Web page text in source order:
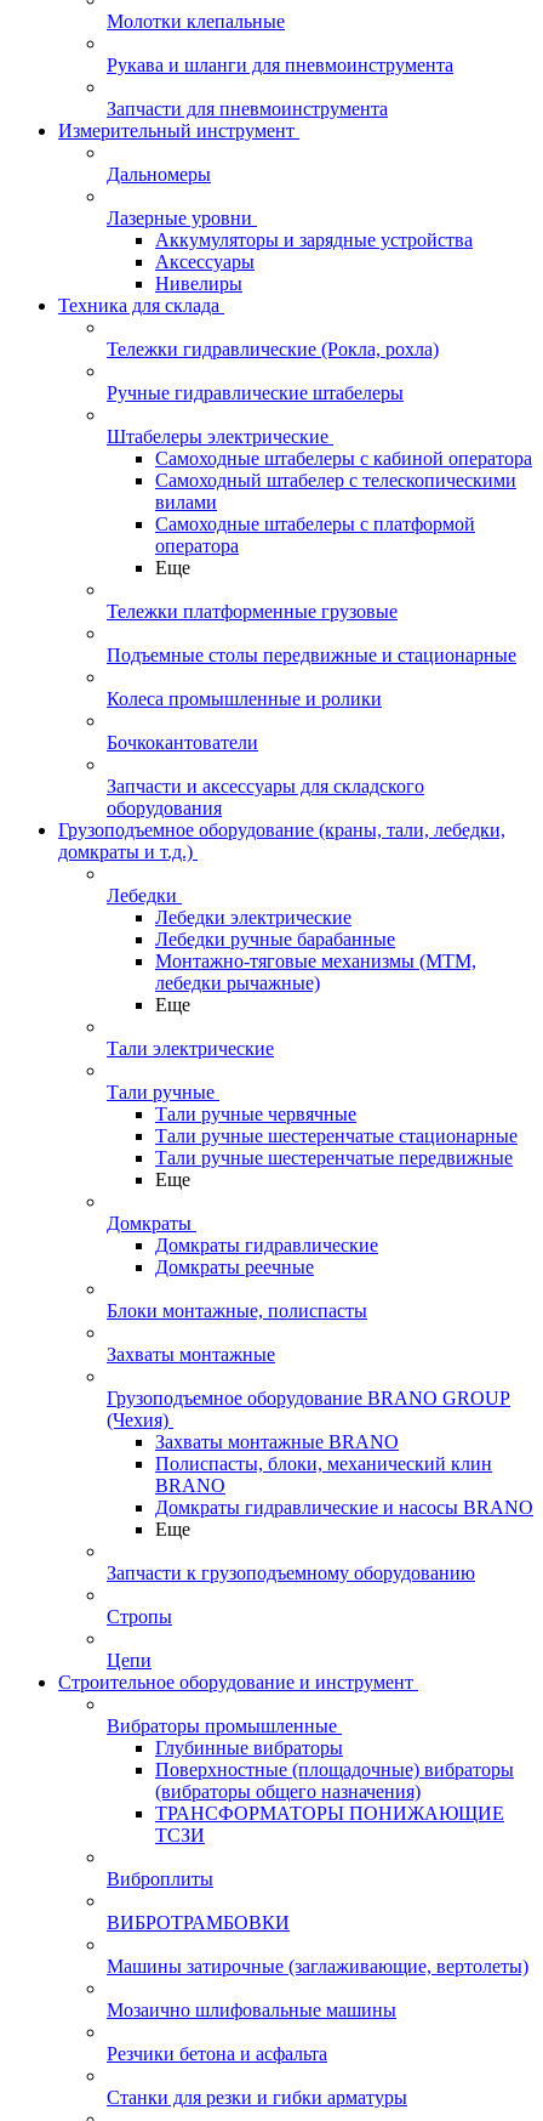
Молотки клепальные
Рукава и шланги для пневмоинструмента
Запчасти для пневмоинструмента
Измерительный инструмент
Дальномеры
Лазерные уровни
Аккумуляторы и зарядные устройства
Аксессуары
Нивелиры
Техника для склада
Тележки гидравлические (Рокла, рохла)
Ручные гидравлические штабелеры
Штабелеры электрические
Самоходные штабелеры с кабиной оператора
Самоходный штабелер с телескопическими
вилами
Самоходные штабелеры с платформой
оператора
Еще
Тележки платформенные грузовые
Подъемные столы передвижные и стационарные
Колеса промышленные и ролики
Бочкокантователи
Запчасти и аксессуары для складского
оборудования
Грузоподъемное оборудование (краны, тали, лебедки,
домкраты и т.д.)
Лебедки
Лебедки электрические
Лебедки ручные барабанные
Монтажно-тяговые механизмы (МТМ,
лебедки рычажные)
Еще
Тали электрические
Тали ручные
Тали ручные червячные
Тали ручные шестеренчатые стационарные
Тали ручные шестеренчатые передвижные
Еще
Домкраты
Домкраты гидравлические
Домкраты реечные
Блоки монтажные, полиспасты
Захваты монтажные
Грузоподъемное оборудование BRANO GROUP
(Чехия)
Захваты монтажные BRANO
Полиспасты, блоки, механический клин
BRANO
Домкраты гидравлические и насосы BRANO
Еще
Запчасти к грузоподъемному оборудованию
Стропы
Цепи
Строительное оборудование и инструмент
Вибраторы промышленные
Глубинные вибраторы
Поверхностные (площадочные) вибраторы
(вибраторы общего назначения)
ТРАНСФОРМАТОРЫ ПОНИЖАЮЩИЕ
ТСЗИ
Виброплиты
ВИБРОТРАМБОВКИ
Машины затирочные (заглаживающие, вертолеты)
Мозаично шлифовальные машины
Резчики бетона и асфальта
Станки для резки и гибки арматуры